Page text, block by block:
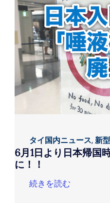
タイ国内ニュース,新
6月1日より日本帰国
に！！
続きを読む